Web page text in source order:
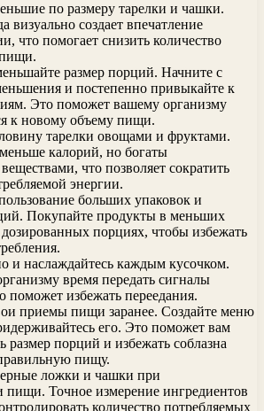
по размеру тарелки и чашки.
визуально создает впечатление
что помогает снизить количество
размер порций. Начните с
и постепенно привыкайте к
Это поможет вашему организму
к новому объему пищи.
тарелки овощами и фруктами.
калорий, но богаты
что позволяет сократить
энергии.
больших упаковок и
Покупайте продукты в меньших
порциях, чтобы избежать
и наслаждайтесь каждым кусочком.
время передать сигналы
поможет избежать переедания.
приемы пищи заранее. Создайте меню
его. Это поможет вам
размер порций и избежать соблазна
пищу.
ложки и чашки при
пищи. Точное измерение ингредиентов
количество потребляемых